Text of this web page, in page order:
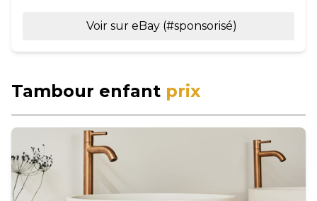
Voir sur eBay (#sponsorisé)
Tambour enfant prix